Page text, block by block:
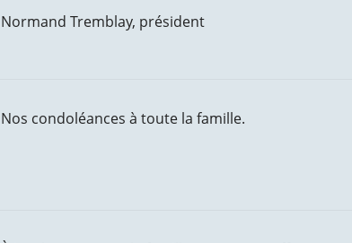
Normand Tremblay, président
Nos condoléances à toute la famille.